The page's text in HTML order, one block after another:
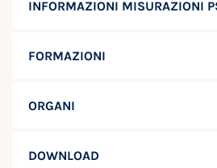
INFORMAZIONI MISURAZIONI
FORMAZIONI
ORGANI
DOWNLOAD